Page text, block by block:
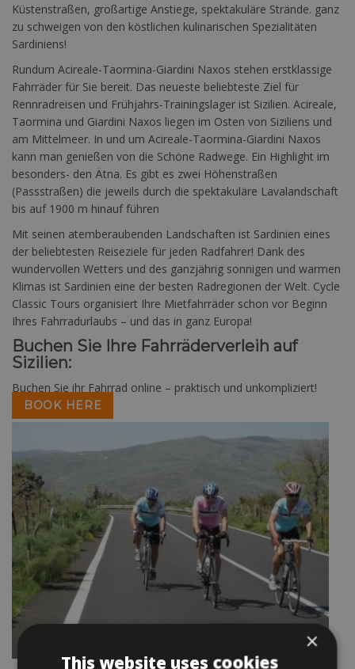
Küstenstraßen, großartige Anstiege, spektakuläre Strände. ganz
zu schweigen von den köstlichen kulinarischen Spezialitäten
Sardiniens!
Rundum Acireale-Taormina-Giardini Naxos stehen erstklassige
Fahrräder für Sie bereit. Das neueste beliebteste Ziel für
Rennradreisen und Frühjahrs-Trainingslager ist Sizilien. Acireale,
Taormina und Giardini Naxos liegen im Osten von Siziliens und
am Mittelmeer. In und um Acireale-Taormina-Giardini Naxos
kann man genießen von die Schöne Radwege. Ein Highlight im
besonders- den Ätna. Es gibt es zwei Höhenstraßen
(Passstraßen) die jeweils durch die spektakuläre Lavalandschaft
bis auf 1900 m hinauf führen
Mit seinen atemberaubenden Landschaften ist Sardinien eines
der beliebtesten Reiseziele für jeden Radfahrer! Dank des
wundervollen Wetters und des ganzjährig sonnigen und warmen
Klimas ist Sardinien eine der besten Radregionen der Welt. Cycle
Classic Tours organisiert Ihre Mietfahrräder schon vor Beginn
Ihres Fahrradurlaubs – und das in ganz Europa!
Buchen Sie Ihre Fahrräderverleih auf
Sizilien:
Buchen Sie ihr Fahrrad online – praktisch und unkompliziert!
BOOK HERE
×
This website uses cookies